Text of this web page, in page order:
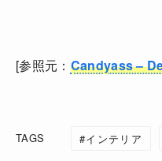
[参照元： Candyass –
TAGS インテリア